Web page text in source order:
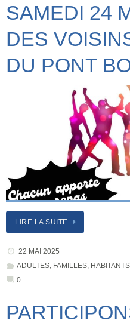
SAMEDI 24
DES
DU PONT
LIRE LA SUITE
22 MAI 2025
ADULTES, FAMILLES,
0